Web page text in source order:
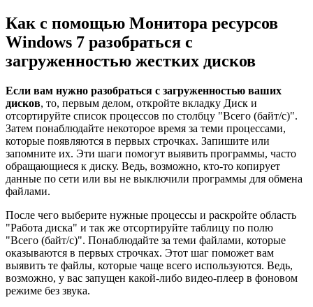
Как с помощью Монитора ресурсов
Windows 7 разобраться с
загруженностью жестких дисков
Если вам нужно разобраться с загруженностью ваших
дисков, то, первым делом, откройте вкладку Диск и
отсортируйте список процессов по столбцу "Всего (байт/с)".
Затем понаблюдайте некоторое время за теми процессами,
которые появляются в первых строчках. Запишите или
запомните их. Эти шаги помогут выявить программы, часто
обращающиеся к диску. Ведь, возможно, кто-то копирует
данные по сети или вы не выключили программы для обмена
файлами.
После чего выберите нужные процессы и раскройте область
"Работа диска" и так же отсортируйте таблицу по полю
"Всего (байт/с)". Понаблюдайте за теми файлами, которые
оказываются в первых строчках. Этот шаг поможет вам
выявить те файлы, которые чаще всего используются. Ведь,
возможно, у вас запущен какой-либо видео-плеер в фоновом
режиме без звука.